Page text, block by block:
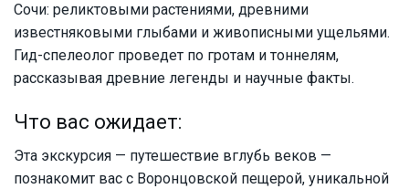
Сочи: реликтовыми растениями, древними
известняковыми глыбами и живописными ущельями.
Гид-спелеолог проведет по гротам и тоннелям,
рассказывая древние легенды и научные факты.
Что вас ожидает:
Эта экскурсия — путешествие вглубь веков —
познакомит вас с Воронцовской пещерой, уникальной